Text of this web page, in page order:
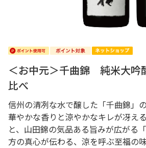
＜お中元＞千曲錦 純米大吟
比べ
信州の清冽な水で醸した「千曲錦」
華やかな香りと涼やかなキレが冴え
と、山田錦の気品ある旨みが広がる
方の真心が伝わる、涼を呼ぶ至福の味